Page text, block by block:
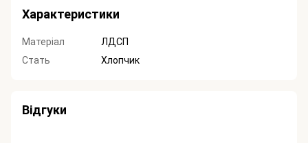
Характеристики
Матеріал
ЛДСП
Стать
Хлопчик
Відгуки